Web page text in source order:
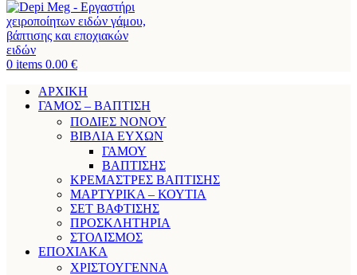
0 items 0.00 €
ΑΡΧΙΚΗ
ΓΑΜΟΣ – ΒΑΠΤΙΣΗ
ΠΟΔΙΕΣ ΝΟΝΟΥ
ΒΙΒΛΙΑ ΕΥΧΩΝ
ΓΑΜΟΥ
ΒΑΠΤΙΣΗΣ
ΚΡΕΜΑΣΤΡΕΣ ΒΑΠΤΙΣΗΣ
ΜΑΡΤΥΡΙΚΑ – ΚΟΥΤΙΑ
ΣΕΤ ΒΑΦΤΙΣΗΣ
ΠΡΟΣΚΛΗΤΗΡΙΑ
ΣΤΟΛΙΣΜΟΣ
ΕΠΟΧΙΑΚΑ
ΧΡΙΣΤΟΥΓΕΝΝΑ